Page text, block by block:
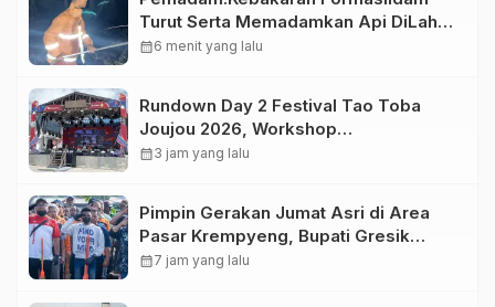
Turut Serta Memadamkan Api DiLahan
Gambut Komplek Bhayangkara
calendar_month6 menit yang lalu
Rundown Day 2 Festival Tao Toba
Joujou 2026, Workshop
Pengembangan UMKM
calendar_month3 jam yang lalu
Pimpin Gerakan Jumat Asri di Area
Pasar Krempyeng, Bupati Gresik
Ingatkan Dampak Perubahan Iklim
calendar_month7 jam yang lalu